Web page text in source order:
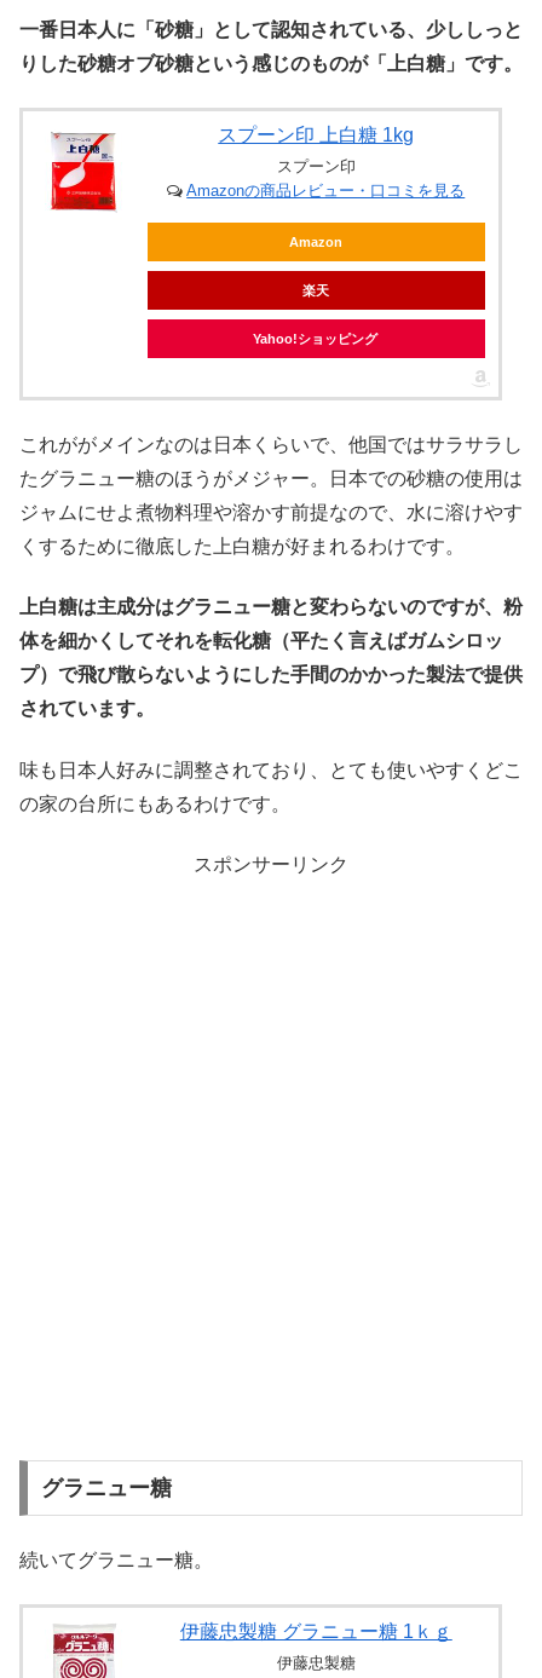
一番日本人に「砂糖」として認知されている、少ししっと
りした砂糖オブ砂糖という感じのものが「上白糖」です。
スプーン印 上白糖 1kg
スプーン印
Amazonの商品レビュー・口コミを見る
Amazon
楽天
Yahoo!ショッピング
これががメインなのは日本くらいで、他国ではサラサラし
たグラニュー糖のほうがメジャー。日本での砂糖の使用は
ジャムにせよ煮物料理や溶かす前提なので、水に溶けやす
くするために徹底した上白糖が好まれるわけです。
上白糖は主成分はグラニュー糖と変わらないのですが、粉
体を細かくしてそれを転化糖（平たく言えばガムシロッ
プ）で飛び散らないようにした手間のかかった製法で提供
されています。
味も日本人好みに調整されており、とても使いやすくどこ
の家の台所にもあるわけです。
スポンサーリンク
グラニュー糖
続いてグラニュー糖。
伊藤忠製糖 グラニュー糖 1ｋｇ
伊藤忠製糖